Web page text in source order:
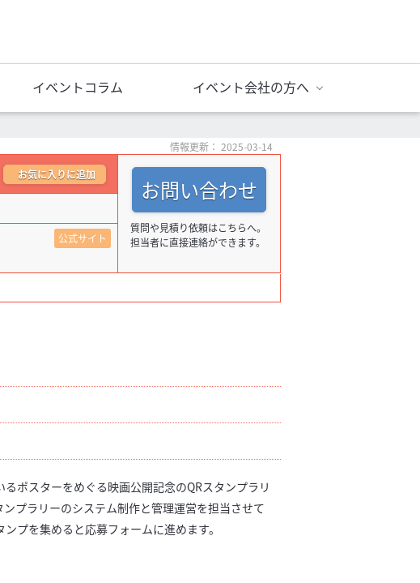
イベントコラム イベント会社の方へ
情報更新： 2025-03-14
お気に入りに追加
公式サイト
お問い合わせ
質問や見積り依頼はこちらへ。
担当者に直接連絡ができます。
ポスターをめぐる映画公開記念のQRスタンプラリ
ンプラリーのシステム制作と管理運営を担当させて
プを集めると応募フォームに進めます。